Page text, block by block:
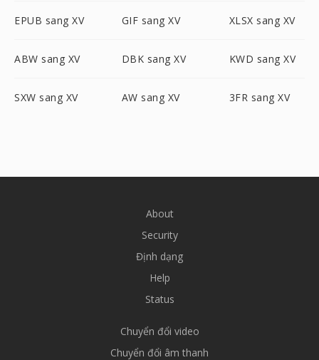
EPUB sang XV GIF sang XV XLSX sang XV
ABW sang XV DBK sang XV KWD sang XV
SXW sang XV AW sang XV 3FR sang XV
About
Security
Định dạng
Help
Status
Chuyển đổi video
Chuyển đổi âm thanh